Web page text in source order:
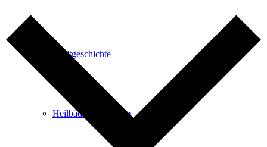
Stadtgeschichte
Heilbäder & Kurorte